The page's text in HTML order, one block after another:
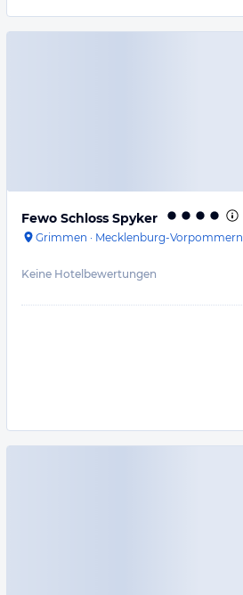
Fewo Schloss Spyker
Grimmen · Mecklenburg-Vorpommern
Keine Hotelbewertungen